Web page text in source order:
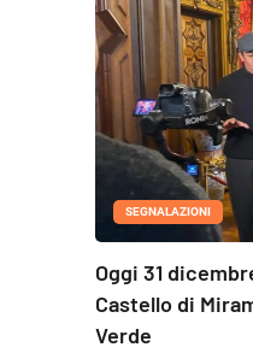
SEGNALAZIONI
Oggi 31
Castello di
Verde